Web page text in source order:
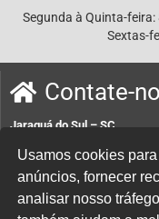
Segunda à Quinta-
Sextas-
Contate-
Jaraguá do Sul – SC
Rua João Planincheck,
E-mail:
Fone: (47) 3371-2100
Usamos cookies
anúncios, fornecer
analisar nosso